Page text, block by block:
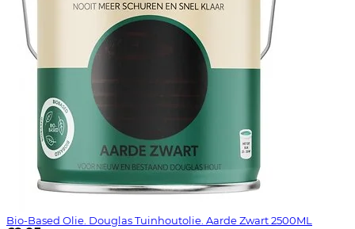
Bio-Based Olie. Douglas Tuinhoutolie. Aarde Zwart 2500ML